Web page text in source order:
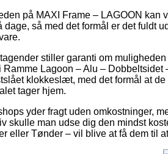
på MAXI Frame – LAGOON
dage, så med det formål er det fuldt
stiller garanti om
Ramme Lagoon – Alu –
klokkeslæt, med det formål at
tager hjem.
yder fragt uden omkostninger,
skulle man udse dig den mindst
eller Tønder – vil blive at få dem til